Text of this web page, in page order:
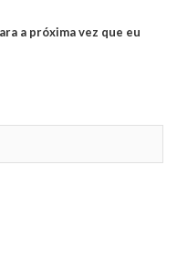
a próxima vez que eu